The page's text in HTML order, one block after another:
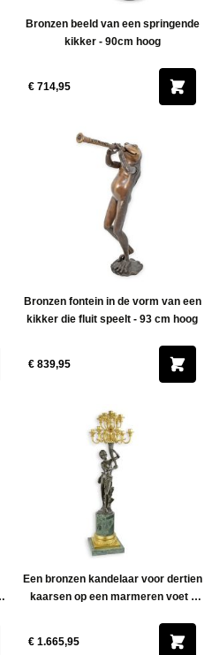
Bronzen beeld van een springende
kikker - 90cm hoog
€ 714,95
Bronzen fontein in de vorm van een
kikker die fluit speelt - 93 cm hoog
€ 839,95
Een bronzen kandelaar voor dertien
kaarsen op een marmeren voet -
€ 1.665,95